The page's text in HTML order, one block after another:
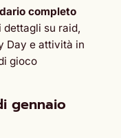
completo
dettagli su raid,
Day e attività in
gioco
gennaio